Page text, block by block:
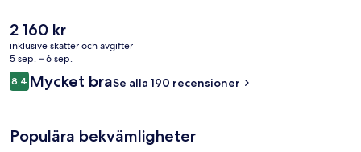
mycket väl om den hjälpsamma personalen.
Det
nuvarande
priset
är
2 160 kr
2 160 kr
inklusive skatter och avgifter
5 sep. – 6 sep.
Recensioner
8,48,4 av 10,
Mycket braSe alla 190 recensioner
Populära bekvämligheter